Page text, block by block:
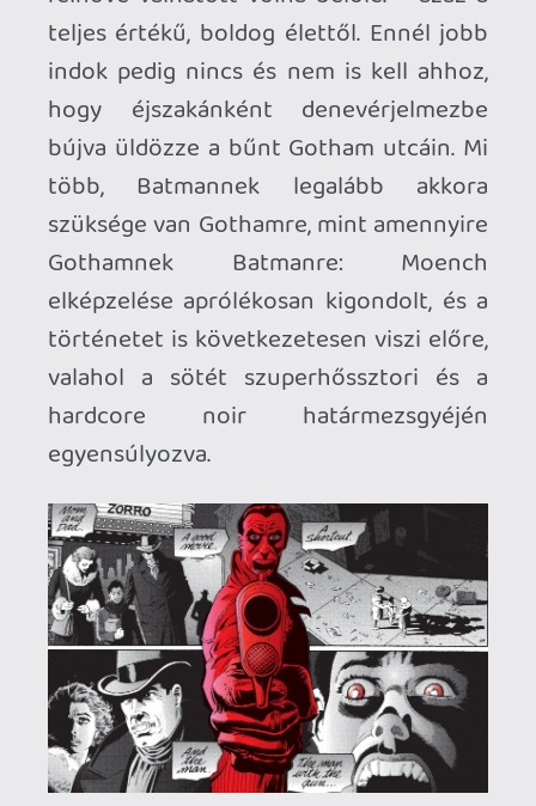
őrültnek, mint Gothamet és polgárait
védelmező hősnek, a kapcsolata Gordon
felügyelővel pedig magától értetődő,
hiteles folytatása
kialakított megalapozott
viszonyrendszernek.
Számunkra érdekes lehet, hogy a
tartalmaz egy igencsak jelenetős magyar
vonatkozást, hiszen a képregényt a
magyar származású Paul Gulacy rajzolta,
méghozzá nagyszerű hozzáértéssel. A
képi világ, a szereplők arcai, a
földhözragadt, időnként kifejezetten
durva akciójelenetek és Gotham
utánozhatatlan gótikussága tökéletesen
idomul a történet komor, sötét
hangulatához. És persze ne felejtsük el
megemlíteni Steve Oliff változatos